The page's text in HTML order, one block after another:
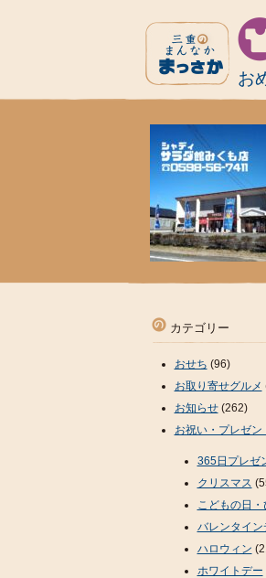
お
カテゴリー
おせち (96)
お取り寄せグルメ
お知らせ(262)
お祝い・プレゼン
365日プレゼ
クリスマス
こどもの日・
バレンタイン
ハロウィン
ホワイトデー